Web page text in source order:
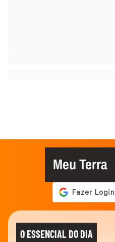
Meu Terra
O ESSENCIAL DO DIA